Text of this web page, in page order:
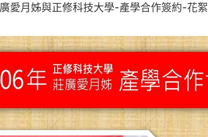
愛月姊與正修科技大學-產學合作簽約-花絮